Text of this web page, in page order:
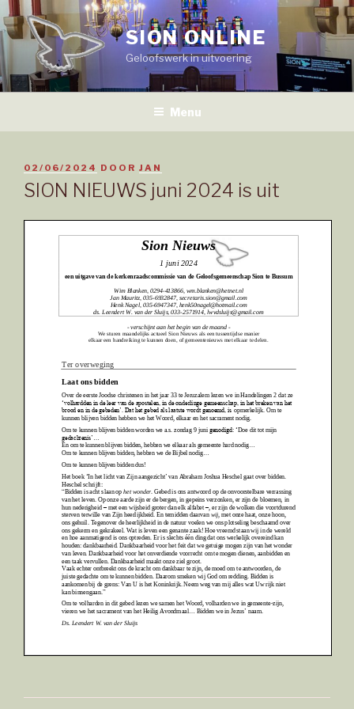
Naar
de
inhoud
springen
SION ONLINE
Geloofswerk in uitvoering
Menu
GEPLAATST
OP
02/06/2024 DOOR JAN
SION NIEUWS juni 2024 is uit